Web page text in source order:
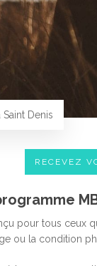
Denis
RECEVEZ
pour tous ceux
ou la condition